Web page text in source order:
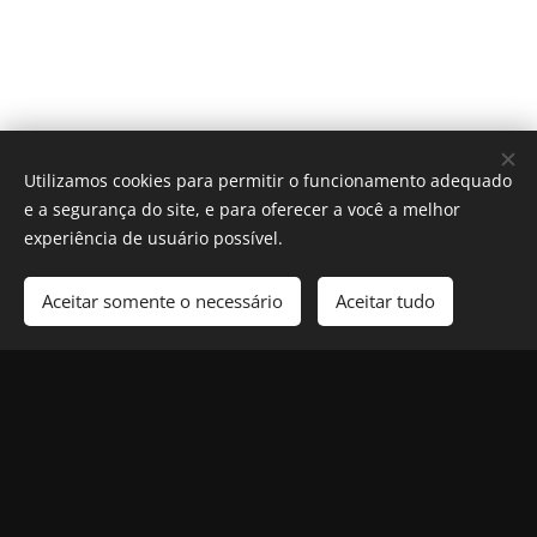
Cookies
Utilizamos cookies para permitir o funcionamento adequado
e a segurança do site, e para oferecer a você a melhor
experiência de usuário possível.
Aceitar somente o necessário Aceitar tudo